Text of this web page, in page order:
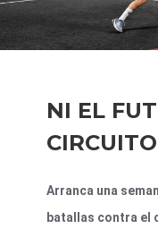
NI EL
CIRCUITO
Arranca una
batallas contra el